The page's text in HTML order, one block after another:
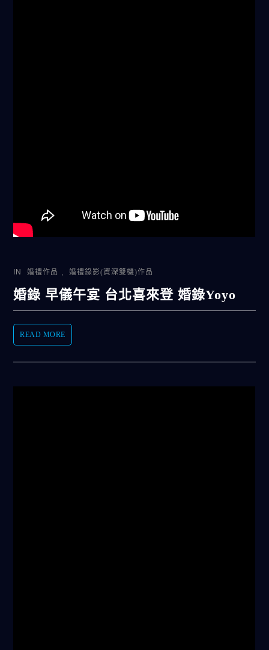
IN 婚禮作品 , 婚禮錄影(資深雙機)作品
婚錄 早儀午宴 台北喜來登 婚錄Yoyo
READ MORE